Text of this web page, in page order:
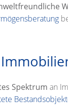
Spektrum an